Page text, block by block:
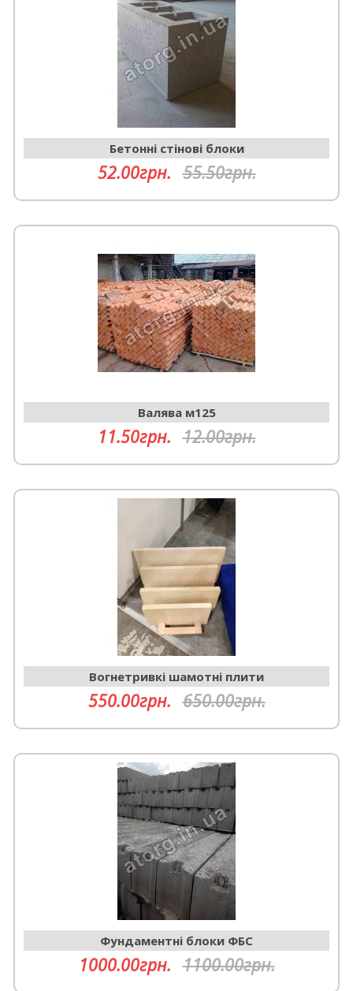
Бетонні стінові блоки
52.00грн. 55.50грн.
Валява м125
11.50грн. 12.00грн.
Вогнетривкі шамотні плити
550.00грн. 650.00грн.
Фундаментні блоки ФБС
1000.00грн. 1100.00грн.